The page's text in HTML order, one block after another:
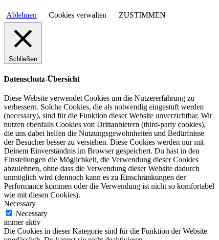
Ablehnen Cookies verwalten ZUSTIMMEN
Schließen
Datenschutz-Übersicht
Diese Website verwendet Cookies um die Nutzererfahrung zu
verbessern. Solche Cookies, die als notwendig eingestuft werden
(necessary), sind für die Funktion dieser Website unverzichtbar. Wir
nutzen ebenfalls Cookies von Drittanbietern (third-party cookies),
die uns dabei helfen die Nutzungsgewohnheiten und Bedürfnisse
der Besucher besser zu verstehen. Diese Cookies werden nur mit
Deinem Einverständnis im Browser gespeichert. Du hast in den
Einstellungen die Möglichkeit, die Verwendung dieser Cookies
abzulehnen, ohne dass die Verwendung dieser Website dadurch
unmöglich wird (dennoch kann es zu Einschränkungen der
Performance kommen oder die Verwendung ist nicht so komfortabel
wie mit diesen Cookies).
Necessary
Necessary
immer aktiv
Die Cookies in dieser Kategorie sind für die Funktion der Website